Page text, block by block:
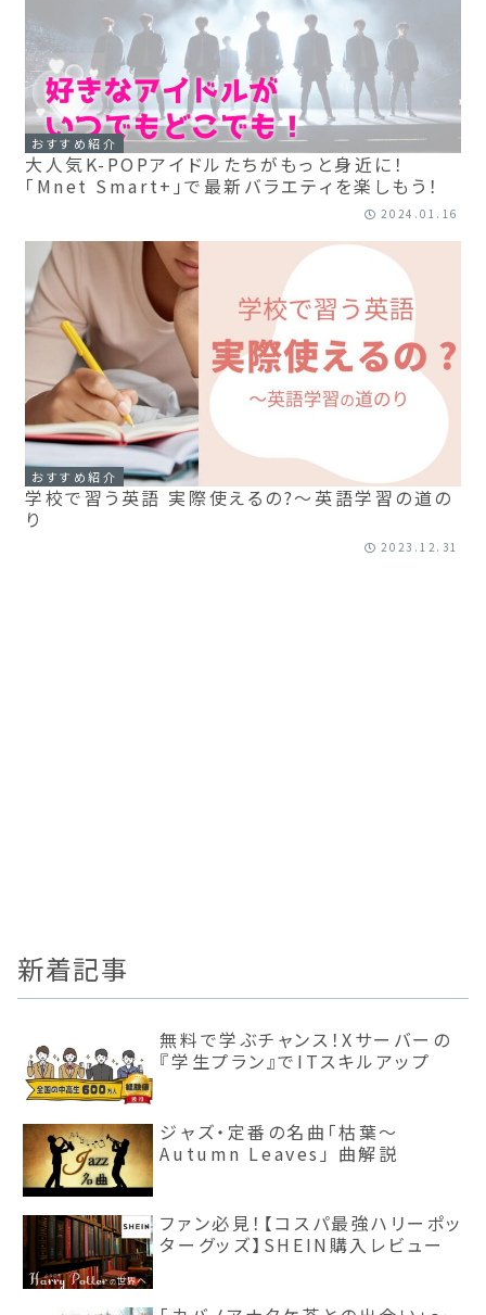
おすすめ紹介
大人気K-POPアイドルたちがもっと身近に！
「Mnet Smart+」で最新バラエティを楽しもう！
2024.01.16
おすすめ紹介
学校で習う英語 実際使えるの?〜英語学習の道の
り
2023.12.31
新着記事
無料で学ぶチャンス！Xサーバーの
『学生プラン』でITスキルアップ
ジャズ・定番の名曲「枯葉〜
Autumn Leaves」 曲解説
ファン必見！【コスパ最強ハリーポッ
ターグッズ】SHEIN購入レビュー